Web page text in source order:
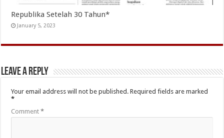
Republika Setelah 30 Tahun*
January 5, 2023
Leave a Reply
Your email address will not be published. Required fields are marked
*
Comment*